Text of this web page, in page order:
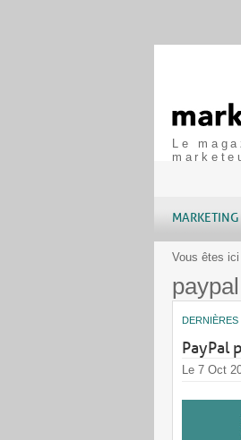
Le
Vous êtes ici
paypal
DERNIÈRES
PayPal
Le 7 Oct